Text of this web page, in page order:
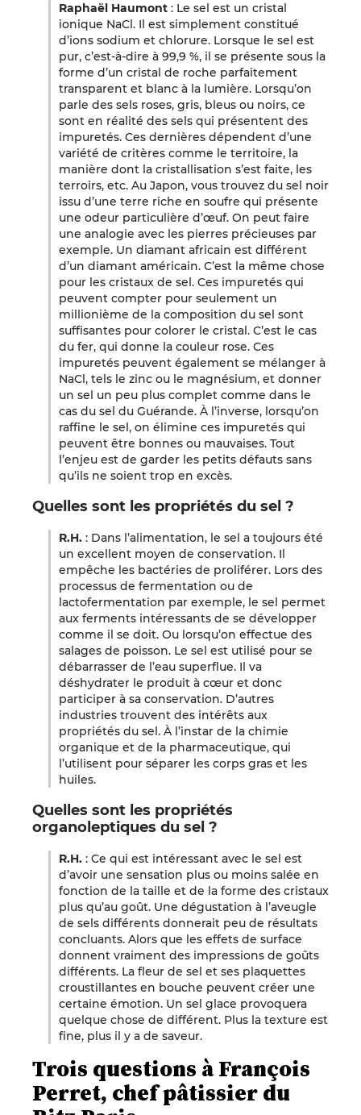
Raphaël Haumont : Le sel est un cristal
ionique NaCl. Il est simplement constitué
d’ions sodium et chlorure. Lorsque le sel est
pur, c’est-à-dire à 99,9 %, il se présente sous la
forme d’un cristal de roche parfaitement
transparent et blanc à la lumière. Lorsqu’on
parle des sels roses, gris, bleus ou noirs, ce
sont en réalité des sels qui présentent des
impuretés. Ces dernières dépendent d’une
variété de critères comme le territoire, la
manière dont la cristallisation s’est faite, les
terroirs, etc. Au Japon, vous trouvez du sel noir
issu d’une terre riche en soufre qui présente
une odeur particulière d’œuf. On peut faire
une analogie avec les pierres précieuses par
exemple. Un diamant africain est différent
d’un diamant américain. C’est la même chose
pour les cristaux de sel. Ces impuretés qui
peuvent compter pour seulement un
millionième de la composition du sel sont
suffisantes pour colorer le cristal. C’est le cas
du fer, qui donne la couleur rose. Ces
impuretés peuvent également se mélanger à
NaCl, tels le zinc ou le magnésium, et donner
un sel un peu plus complet comme dans le
cas du sel du Guérande. À l’inverse, lorsqu’on
raffine le sel, on élimine ces impuretés qui
peuvent être bonnes ou mauvaises. Tout
l’enjeu est de garder les petits défauts sans
qu’ils ne soient trop en excès.
Quelles sont les propriétés du sel ?
R.H. : Dans l’alimentation, le sel a toujours été
un excellent moyen de conservation. Il
empêche les bactéries de proliférer. Lors des
processus de fermentation ou de
lactofermentation par exemple, le sel permet
aux ferments intéressants de se développer
comme il se doit. Ou lorsqu’on effectue des
salages de poisson. Le sel est utilisé pour se
débarrasser de l’eau superflue. Il va
déshydrater le produit à cœur et donc
participer à sa conservation. D’autres
industries trouvent des intérêts aux
propriétés du sel. À l’instar de la chimie
organique et de la pharmaceutique, qui
l’utilisent pour séparer les corps gras et les
huiles.
Quelles sont les propriétés
organoleptiques du sel ?
R.H. : Ce qui est intéressant avec le sel est
d’avoir une sensation plus ou moins salée en
fonction de la taille et de la forme des cristaux
plus qu’au goût. Une dégustation à l’aveugle
de sels différents donnerait peu de résultats
concluants. Alors que les effets de surface
donnent vraiment des impressions de goûts
différents. La fleur de sel et ses plaquettes
croustillantes en bouche peuvent créer une
certaine émotion. Un sel glace provoquera
quelque chose de différent. Plus la texture est
fine, plus il y a de saveur.
Trois questions à François
Perret, chef pâtissier du